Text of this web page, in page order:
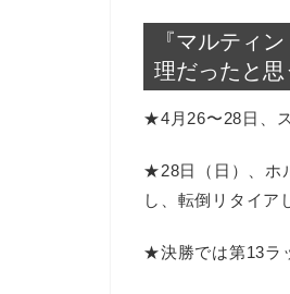
『マルティ
理だったと思
★4月26〜28日、
★28日（日）、ホ
し、転倒リタイア
★決勝では第13ラ